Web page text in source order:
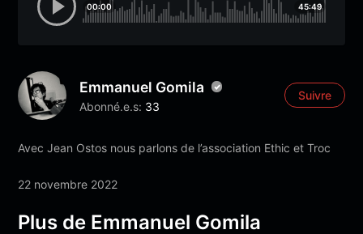
00:00 45:49
Emmanuel Gomila
Abonné.e.s: 33
Suivre
Avec Jean Ostos nous parlons de l’association Ethic et Troc
22 novembre 2022
Plus de Emmanuel Gomila